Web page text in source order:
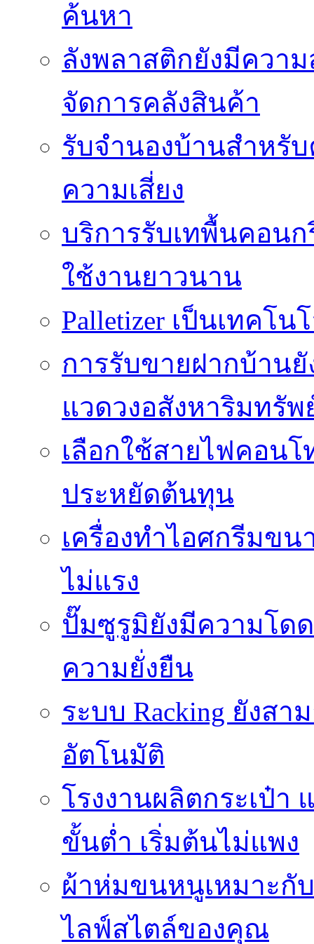
ค้นหา
ลังพลาสติกยังมีควา
จัดการคลังสินค้า
รับจำนองบ้านสำหรั
ความเสี่ยง
บริการรับเทพื้นคอน
ใช้งานยาวนาน
Palletizer เป็นเทคโ
การรับขายฝากบ้าน
แวดวงอสังหาริมทรัพ
เลือกใช้สายไฟคอน
ประหยัดต้นทุน
เครื่องทำไอศกรีมข
ไม่แรง
ปั๊มซูรูมิยังมีความโด
ความยั่งยืน
ระบบ Racking ยังส
อัตโนมัติ
โรงงานผลิตกระเป๋า
ขั้นต่ำ เริ่มต้นไม่แพง
ผ้าห่มขนหนูเหมาะกั
ไลฟ์สไตล์ของคุณ